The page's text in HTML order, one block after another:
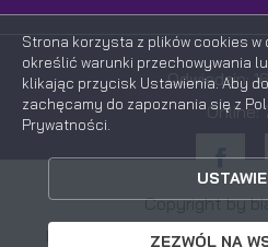
Odwiedzin:
Online:
Copyright by
2ClickPortal®-
Strona korzysta z plików cookies w
określić warunki przechowywania
klikając przycisk Ustawienia. Aby
zachęcamy do zapoznania się z
Prywatności.
ZEZWÓL NA
ZEZWÓL NA